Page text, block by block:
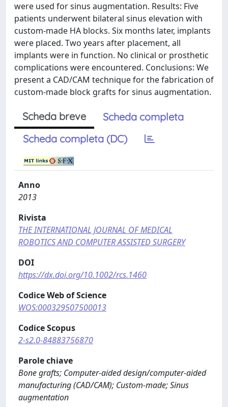
were used for sinus augmentation. Results: Five
patients underwent bilateral sinus elevation with
custom-made HA blocks. Six months later, implants
were placed. Two years after placement, all
implants were in function. No clinical or prosthetic
complications were encountered. Conclusions: We
present a CAD/CAM technique for the fabrication of
custom-made block grafts for sinus augmentation.
Scheda breve
Scheda completa
Scheda completa (DC)
Anno
2013
Rivista
THE INTERNATIONAL JOURNAL OF MEDICAL
ROBOTICS AND COMPUTER ASSISTED SURGERY
DOI
https://dx.doi.org/10.1002/rcs.1460
Codice Web of Science
WOS:000329507500013
Codice Scopus
2-s2.0-84883756870
Parole chiave
Bone grafts; Computer-aided design/computer-aided
manufacturing (CAD/CAM); Custom-made; Sinus
augmentation